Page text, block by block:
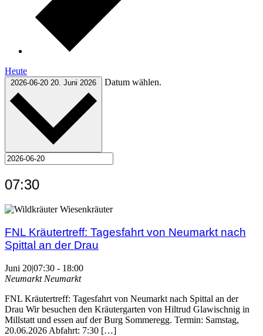
Heute
2026-06-20 20. Juni 2026 Datum wählen.
07:30
FNL Kräutertreff: Tagesfahrt von Neumarkt nach
Spittal an der Drau
Juni 20|07:30 - 18:00
Neumarkt Neumarkt
FNL Kräutertreff: Tagesfahrt von Neumarkt nach Spittal an der
Drau Wir besuchen den Kräutergarten von Hiltrud Glawischnig in
Millstatt und essen auf der Burg Sommeregg. Termin: Samstag,
20.06.2026 Abfahrt: 7:30 […]